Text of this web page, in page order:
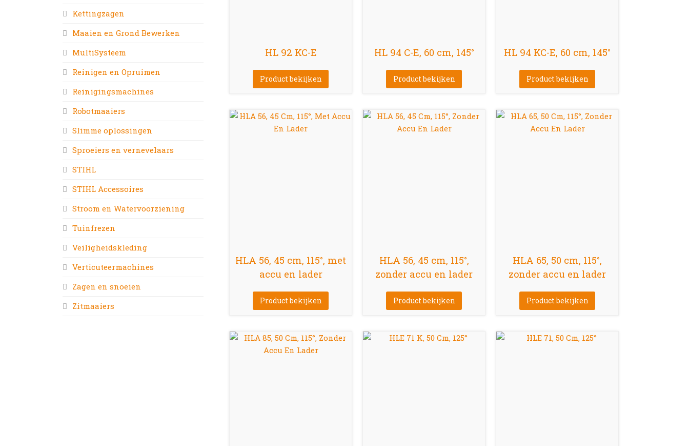
HL 92 KC-E
Product bekijken
HL 94 C-E, 60 cm, 145°
Product bekijken
HL 94 KC-E, 60 cm, 145°
Product bekijken
HLA 56, 45 cm, 115°, met
accu en lader
Product bekijken
HLA 56, 45 cm, 115°,
zonder accu en lader
Product bekijken
HLA 65, 50 cm, 115°,
zonder accu en lader
Product bekijken
Kettingzagen
Maaien en Grond Bewerken
MultiSysteem
Reinigen en Opruimen
Reinigingsmachines
Robotmaaiers
Slimme oplossingen
Sproeiers en vernevelaars
STIHL
STIHL Accessoires
Stroom en Watervoorziening
Tuinfrezen
Veiligheidskleding
Verticuteermachines
Zagen en snoeien
Zitmaaiers